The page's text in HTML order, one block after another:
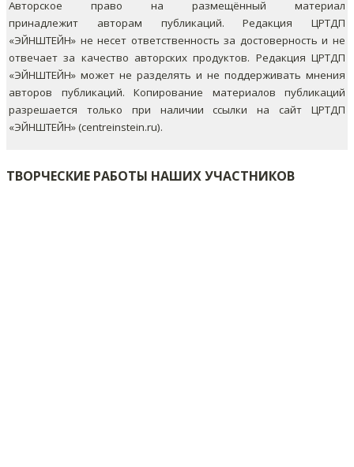
Авторское право на размещённый материал
принадлежит авторам публикаций. Редакция ЦРТДП
«ЭЙНШТЕЙН» не несет ответственность за достоверность и не
отвечает за качество авторских продуктов. Редакция ЦРТДП
«ЭЙНШТЕЙН» может не разделять и не поддерживать мнения
авторов публикаций. Копирование материалов публикаций
разрешается только при наличии ссылки на сайт ЦРТДП
«ЭЙНШТЕЙН» (centreinstein.ru).
ТВОРЧЕСКИЕ РАБОТЫ НАШИХ УЧАСТНИКОВ